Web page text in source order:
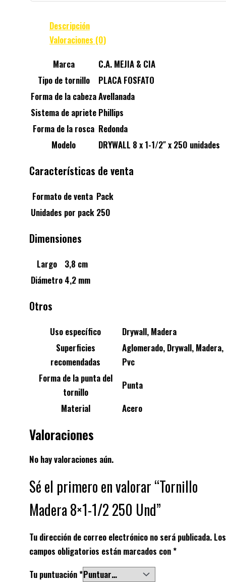
Descripción
Valoraciones (0)
Marca
C.A. MEJIA & CIA
Tipo de tornillo
PLACA FOSFATO
Forma de la cabezaAvellanada
Sistema de apriete Phillips
Forma de la rosca Redonda
Modelo
DRYWALL 8 x 1-1/2″ x 250 unidades
Características de venta
Formato de venta Pack
Unidades por pack 250
Dimensiones
Largo
3,8 cm
Diámetro 4,2 mm
Otros
Uso específico
Drywall, Madera
Superficies
recomendadas
Aglomerado, Drywall, Madera,
Pvc
Forma de la punta del
tornillo
Punta
Material
Acero
Valoraciones
No hay valoraciones aún.
Sé el primero en valorar “Tornillo
Madera 8×1-1/2 250 Und”
Tu dirección de correo electrónico no será publicada. Los
campos obligatorios están marcados con*
Tu puntuación*